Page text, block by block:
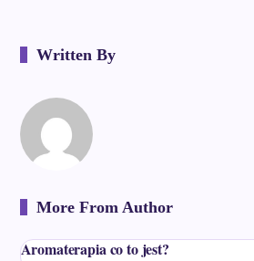
Written By
More From Author
Aromaterapia co to jest?